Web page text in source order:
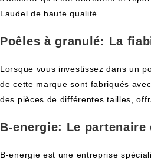
Laudel de haute qualité.
Poêles à granulé: La
Lorsque vous investissez dans un
de cette marque sont fabriqués
des pièces de différentes tailles,
B-energie: Le
B-energie est une entreprise